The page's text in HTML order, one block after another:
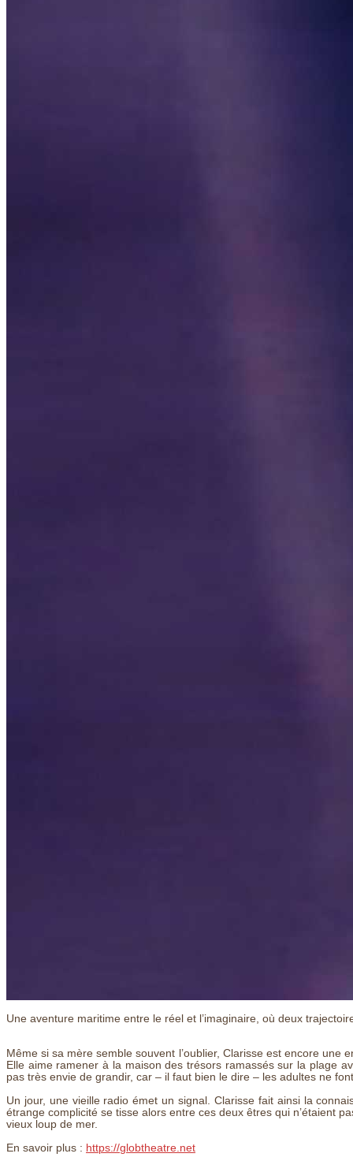
Une aventure maritime entre le réel et l’imaginaire, où deux
Même si sa mère semble souvent l’oublier, Clarisse est encore une
Elle aime ramener à la maison des trésors ramassés sur la plage
pas très envie de grandir, car – il faut bien le dire – les adultes ne
Un jour, une vieille radio émet un signal. Clarisse fait ainsi la
étrange complicité se tisse alors entre ces deux êtres qui n’étaient
vieux loup de mer.
En savoir plus : https://globtheatre.net